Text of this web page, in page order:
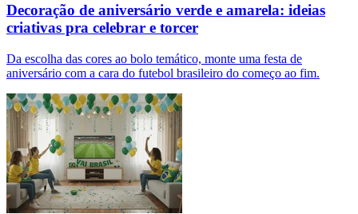
Decoração de aniversário verde e amarela: ideias
criativas pra celebrar e torcer
Da escolha das cores ao bolo temático, monte uma festa de
aniversário com a cara do futebol brasileiro do começo ao fim.